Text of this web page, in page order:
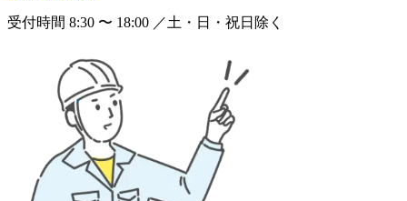
受付時間 8:30 〜 18:00 ／土・日・祝日除く